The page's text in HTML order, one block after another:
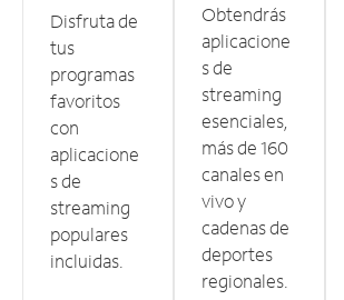
Disfruta de
tus
programas
favoritos
con
aplicacione
s de
streaming
populares
incluidas.
Obtendrás
aplicacione
s de
streaming
esenciales,
más de 160
canales en
vivo y
cadenas de
deportes
regionales.